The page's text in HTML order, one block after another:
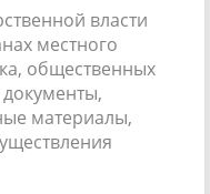
власти
местного
общественных
материалы,